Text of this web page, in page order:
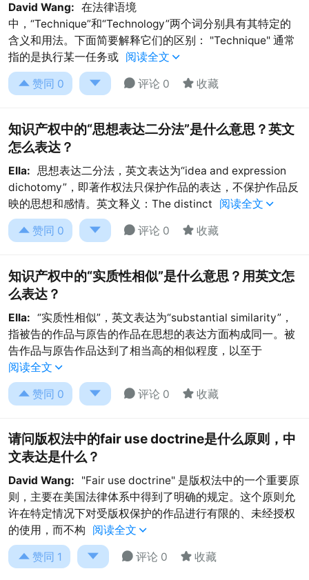
David Wang: 在法律语境
中，“Technique”和“Technology”两个词分别具有其特定的
含义和用法。下面简要解释它们的区别： "Technique" 通常
指的是执行某一任务或 阅读全文 
 赞同 0   评论 0  收藏
知识产权中的“思想表达二分法”是什么意思？英文
怎么表达？
Ella: 思想表达二分法，英文表达为“idea and expression
dichotomy”，即著作权法只保护作品的表达，不保护作品反
映的思想和感情。英文释义：The distinct
阅读全文 
 赞同 0   评论 0  收藏
知识产权中的“实质性相似”是什么意思？用英文怎
么表达？
Ella: “实质性相似”，英文表达为“substantial similarity”，
指被告的作品与原告的作品在思想的表达方面构成同一。被
告作品与原告作品达到了相当高的相似程度，以至于
阅读全文 
 赞同 0   评论 0  收藏
请问版权法中的fair use doctrine是什么原则，中
文表达是什么？
David Wang:
"Fair use doctrine" 是版权法中的一个重要原
则，主要在美国法律体系中得到了明确的规定。这个原则允
许在特定情况下对受版权保护的作品进行有限的、未经授权
的使用，而不构
阅读全文 
 赞同 1   评论 0  收藏